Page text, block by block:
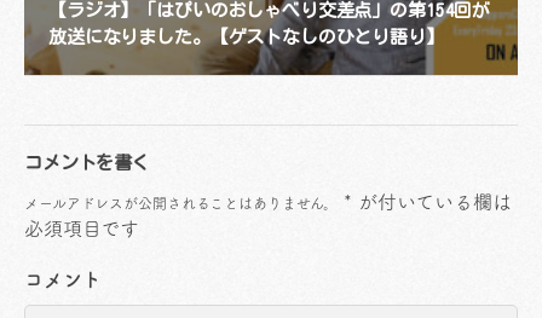
【ラジオ】「はぴいのおしゃべり交差点」の第154回が
放送になりました。【ゲストなしのひとり語り】
コメントを書く
メールアドレスが公開されることはありません。 * が付いている欄は
必須項目です
コメント